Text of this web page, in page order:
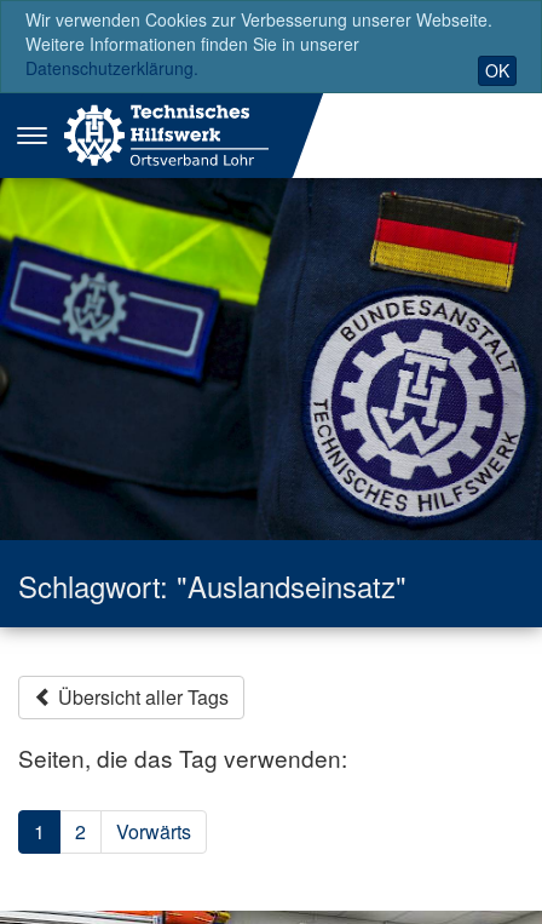
Wir verwenden Cookies zur Verbesserung unserer Webseite.
Weitere Informationen finden Sie in unserer
Datenschutzerklärung.
OK
Menü
ausklappen
Schlagwort: "Auslandseinsatz"
Übersicht aller Tags
Seiten, die das Tag verwenden:
1 2 Vorwärts